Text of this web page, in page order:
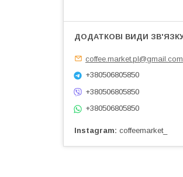
coffee.market.pl@gmail.com
+380506805850
+380506805850
+380506805850
Instagram coffeemarket_